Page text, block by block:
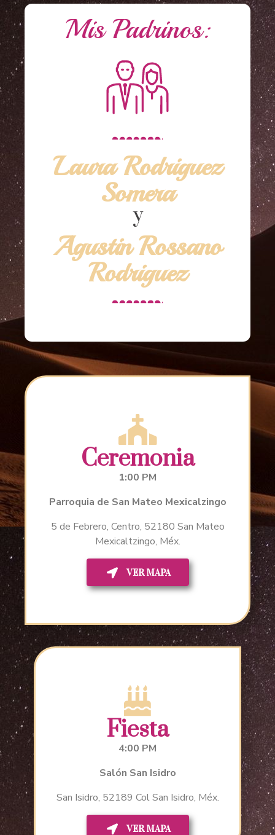
Mis Padrinos:
Laura Rodriguez
Somera
y
Agustin Rossano
Rodriguez
Ceremonia
1:00 PM
Parroquia de San Mateo Mexicalzingo
5 de Febrero, Centro, 52180 San Mateo
Mexicaltzingo, Méx.
VER MAPA
Fiesta
4:00 PM
Salón San Isidro
San Isidro, 52189 Col San Isidro, Méx.
VER MAPA